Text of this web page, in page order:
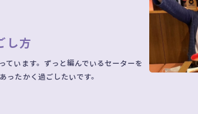
し方
ています。ずっと編んでいるセーターを
ったかく過ごしたいです。